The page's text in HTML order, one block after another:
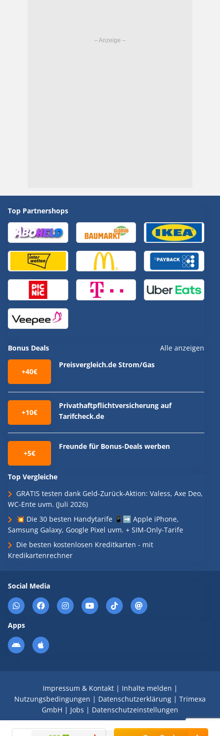
Top Partnershops
Bonus Deals Alle anzeigen
+40€
Preisvergleich.de Strom/Gas
+10€
Privathaftpflichtversicherung auf
Tarifcheck.de
+5€
Freunde für Bonus-Deals werben
Top Vergleiche
GRATIS testen dank Geld-Zurück-Aktion: Valess, Axe Deo,
WC-Ente uvm. (Juli 2026)
💥 Die 30 besten Handytarife 📱➡️ Apple iPhone,
Samsung Galaxy, Google Pixel uvm. + SIM-Only-Tarife
Die besten kostenlosen Kreditkarten - mit
Kredikartenrechner
Social Media
Apps
Impressum & Kontakt| Inhalte melden |
Nutzungsbedingungen | Datenschutzerklärung | Trimexa
GmbH | Jobs | Datenschutzeinstellungen
© 2008 - 2026 Schnäppchen Blog mit Doktortitel -